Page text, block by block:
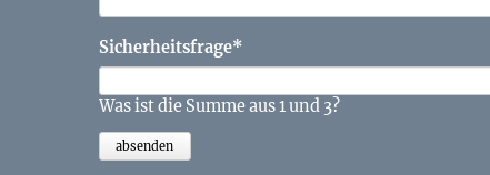
Pflichtfeld
Sicherheitsfrage*
Was ist die Summe aus 1 und 3?
absenden